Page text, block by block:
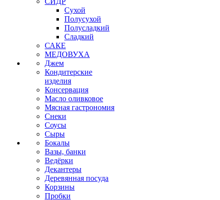
Сухой
Полусухой
Полусладкий
Сладкий
САКЕ
МЕДОВУХА
Джем
Кондитерские
изделия
Консервация
Масло оливковое
Мясная гастрономия
Снеки
Соусы
Сыры
Бокалы
Вазы, банки
Ведёрки
Декантеры
Деревянная посуда
Корзины
Пробки